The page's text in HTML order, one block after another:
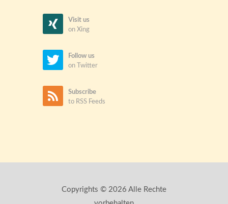
Visit us
on Xing
Follow us
on Twitter
Subscribe
to RSS Feeds
Copyrights © 2026 Alle Rechte